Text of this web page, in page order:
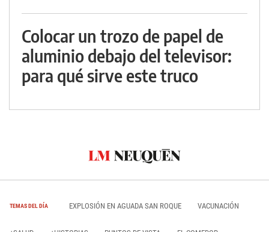
Colocar un trozo de papel de
aluminio debajo del televisor:
para qué sirve este truco
TEMAS DEL DÍA EXPLOSIÓN EN AGUADA SAN ROQUE VACUNACIÓN